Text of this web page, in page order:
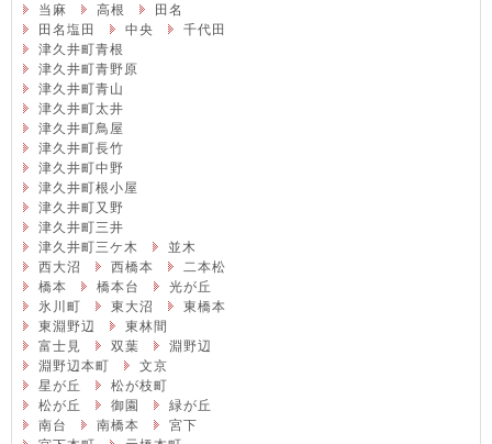
当麻
高根
田名
田名塩田
中央
千代田
津久井町青根
津久井町青野原
津久井町青山
津久井町太井
津久井町鳥屋
津久井町長竹
津久井町中野
津久井町根小屋
津久井町又野
津久井町三井
津久井町三ケ木
並木
西大沼
西橋本
二本松
橋本
橋本台
光が丘
氷川町
東大沼
東橋本
東淵野辺
東林間
富士見
双葉
淵野辺
淵野辺本町
文京
星が丘
松が枝町
松が丘
御園
緑が丘
南台
南橋本
宮下